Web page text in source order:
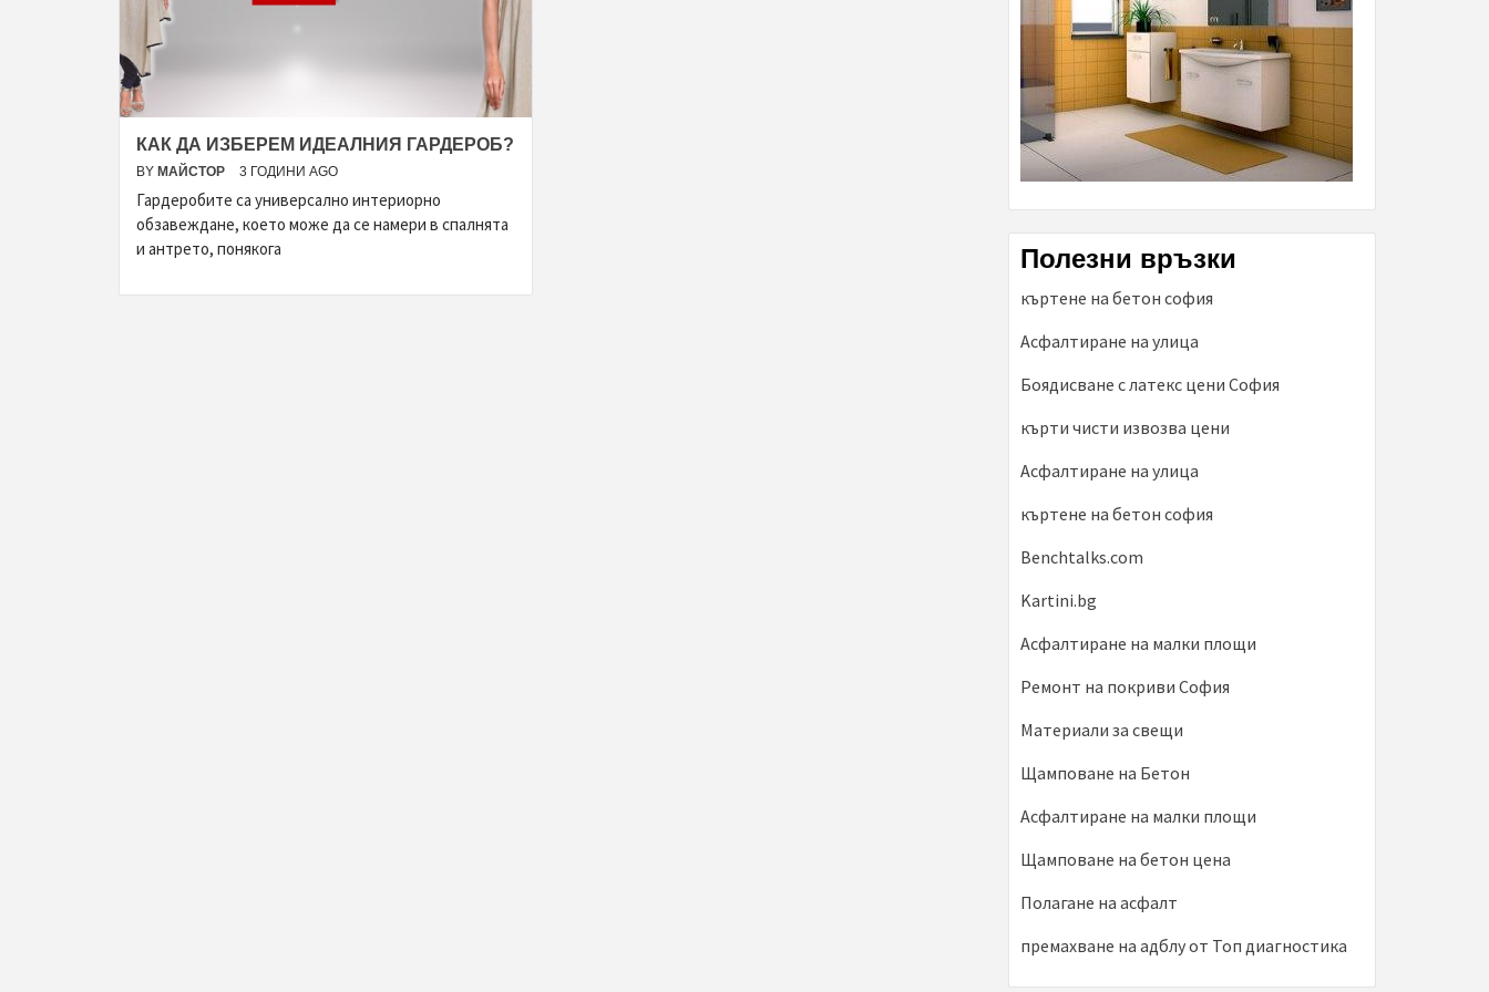
КАК ДА ИЗБЕРЕМ ИДЕАЛНИЯ ГАРДЕРОБ?
BY МАЙСТОР 3 ГОДИНИ AGO
Гардеробите са универсално интериорно
обзавеждане, което може да се намери в спалнята
и антрето, понякога
Полезни връзки
къртене на бетон софия
Асфалтиране на улица
Боядисване с латекс цени София
кърти чисти извозва цени
Асфалтиране на улица
къртене на бетон софия
Benchtalks.com
Kartini.bg
Асфалтиране на малки площи
Ремонт на покриви София
Материали за свещи
Щамповане на Бетон
Асфалтиране на малки площи
Щамповане на бетон цена
Полагане на асфалт
премахване на адблу от Топ диагностика